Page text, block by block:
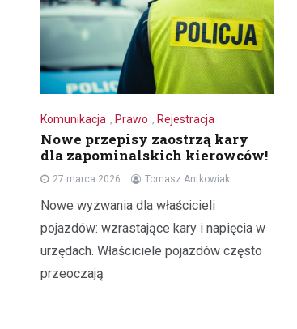
Komunikacja , Prawo , Rejestracja
Nowe przepisy zaostrzą kary
dla zapominalskich kierowców!
27 marca 2026 Tomasz Antkowiak
Nowe wyzwania dla właścicieli
pojazdów: wzrastające kary i napięcia w
urzędach. Właściciele pojazdów często
przeoczają